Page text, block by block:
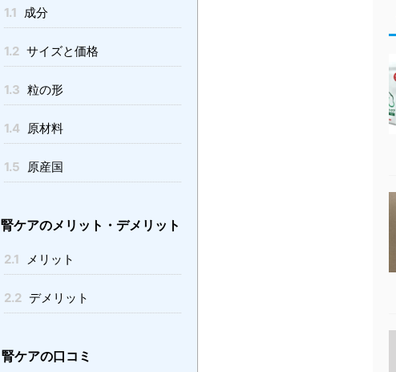
1.1 成分
1.2 サイズと価格
1.3 粒の形
1.4 原材料
1.5 原産国
腎ケアのメリット・デメリット
2.1 メリット
2.2 デメリット
腎ケアの口コミ